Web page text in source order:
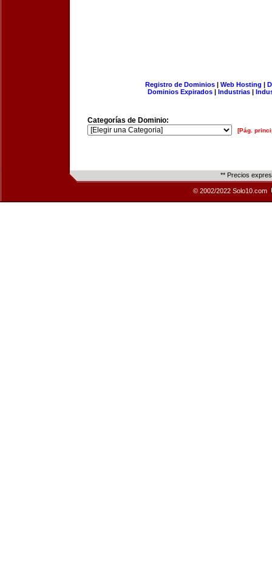
Registro de Dominios| Web Hosting |
Dominios Expirados | Industrias |
Categorías de Dominio:
[Pág.
** Precios
© 2002/2022 Solo10.com